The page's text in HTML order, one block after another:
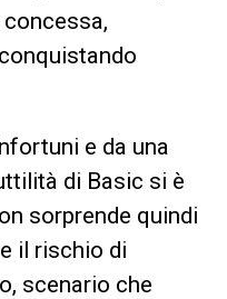
e da una
di Basic si è
sorprende quindi
il rischio di
scenario che